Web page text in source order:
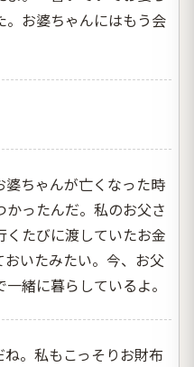
。お婆ちゃんにはもう会
ちゃんが亡くなった時
ったんだ。私のお父さ
たびに渡していたお金
いたみたい。今、お父
緒に暮らしているよ。
。私もこっそりお財布